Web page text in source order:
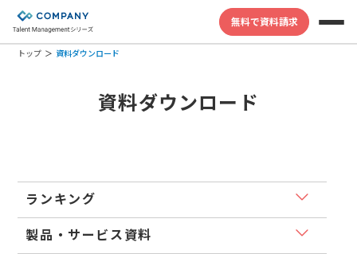
無料で資料請求
トップ 資料ダウンロード
資料ダウンロード
ランキング
製品・サービス資料